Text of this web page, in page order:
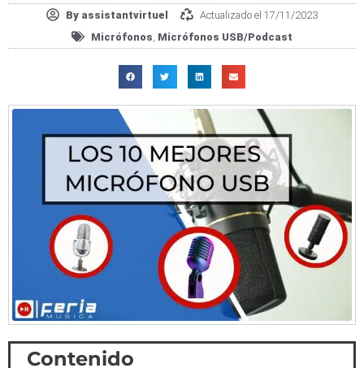
By assistantvirtuel
Actualizado el 17/11/2023
Micrófonos Micrófonos USB/Podcast
Contenido
Scroll